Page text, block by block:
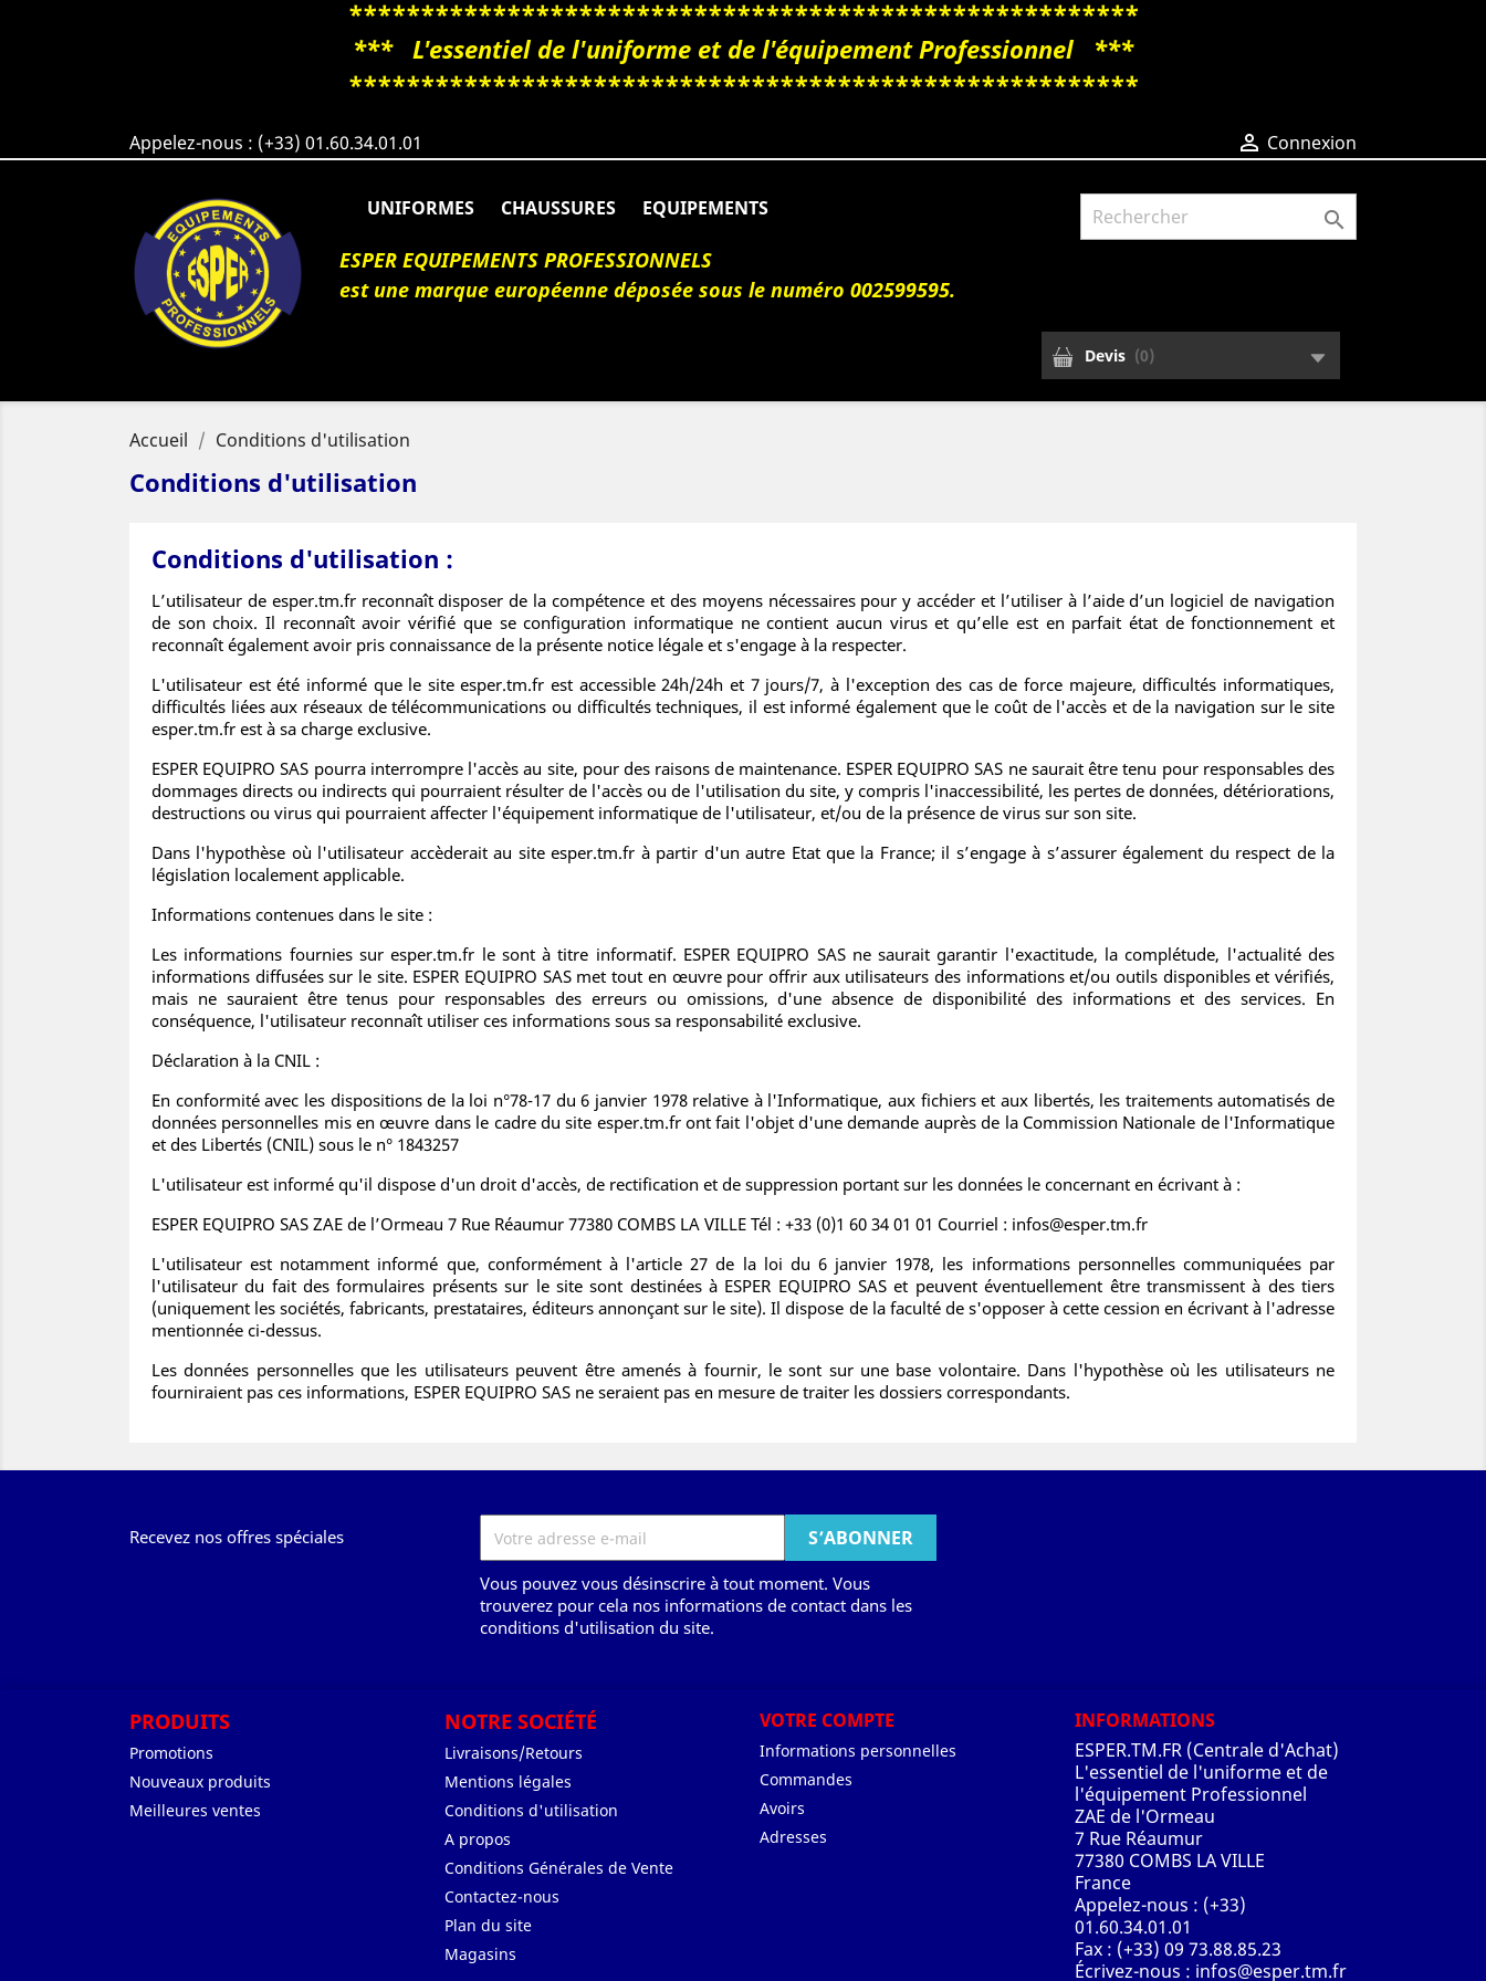
*******************************************************
*** L'essentiel de l'uniforme et de l'équipement Professionnel ***
*******************************************************
Appelez-nous : (+33) 01.60.34.01.01  Connexion
UNIFORMES CHAUSSURES EQUIPEMENTS

ESPER EQUIPEMENTS PROFESSIONNELS
est une marque européenne déposée sous le numéro 002599595.
Devis (0)
Accueil Conditions d'utilisation
Conditions d'utilisation
Conditions d'utilisation :
L’utilisateur de esper.tm.fr reconnaît disposer de la compétence et des moyens nécessaires pour y accéder et l’utiliser à l’aide d’un logiciel de navigation
de son choix. Il reconnaît avoir vérifié que se configuration informatique ne contient aucun virus et qu’elle est en parfait état de fonctionnement et
reconnaît également avoir pris connaissance de la présente notice légale et s'engage à la respecter.
L'utilisateur est été informé que le site esper.tm.fr est accessible 24h/24h et 7 jours/7, à l'exception des cas de force majeure, difficultés informatiques,
difficultés liées aux réseaux de télécommunications ou difficultés techniques, il est informé également que le coût de l'accès et de la navigation sur le site
esper.tm.fr est à sa charge exclusive.
ESPER EQUIPRO SAS pourra interrompre l'accès au site, pour des raisons de maintenance. ESPER EQUIPRO SAS ne saurait être tenu pour responsables des
dommages directs ou indirects qui pourraient résulter de l'accès ou de l'utilisation du site, y compris l'inaccessibilité, les pertes de données, détériorations,
destructions ou virus qui pourraient affecter l'équipement informatique de l'utilisateur, et/ou de la présence de virus sur son site.
Dans l'hypothèse où l'utilisateur accèderait au site esper.tm.fr à partir d'un autre Etat que la France; il s’engage à s’assurer également du respect de la
législation localement applicable.
Informations contenues dans le site :
Les informations fournies sur esper.tm.fr le sont à titre informatif. ESPER EQUIPRO SAS ne saurait garantir l'exactitude, la complétude, l'actualité des
informations diffusées sur le site. ESPER EQUIPRO SAS met tout en œuvre pour offrir aux utilisateurs des informations et/ou outils disponibles et vérifiés,
mais ne sauraient être tenus pour responsables des erreurs ou omissions, d'une absence de disponibilité des informations et des services. En
conséquence, l'utilisateur reconnaît utiliser ces informations sous sa responsabilité exclusive.
Déclaration à la CNIL :
En conformité avec les dispositions de la loi n°78-17 du 6 janvier 1978 relative à l'Informatique, aux fichiers et aux libertés, les traitements automatisés de
données personnelles mis en œuvre dans le cadre du site esper.tm.fr ont fait l'objet d'une demande auprès de la Commission Nationale de l'Informatique
et des Libertés (CNIL) sous le n° 1843257
L'utilisateur est informé qu'il dispose d'un droit d'accès, de rectification et de suppression portant sur les données le concernant en écrivant à :
ESPER EQUIPRO SAS ZAE de l’Ormeau 7 Rue Réaumur 77380 COMBS LA VILLE Tél : +33 (0)1 60 34 01 01 Courriel : infos@esper.tm.fr
L'utilisateur est notamment informé que, conformément à l'article 27 de la loi du 6 janvier 1978, les informations personnelles communiquées par
l'utilisateur du fait des formulaires présents sur le site sont destinées à ESPER EQUIPRO SAS et peuvent éventuellement être transmissent à des tiers
(uniquement les sociétés, fabricants, prestataires, éditeurs annonçant sur le site). Il dispose de la faculté de s'opposer à cette cession en écrivant à l'adresse
mentionnée ci-dessus.
Les données personnelles que les utilisateurs peuvent être amenés à fournir, le sont sur une base volontaire. Dans l'hypothèse où les utilisateurs ne
fourniraient pas ces informations, ESPER EQUIPRO SAS ne seraient pas en mesure de traiter les dossiers correspondants.
Recevez nos offres spéciales
Vous pouvez vous désinscrire à tout moment. Vous
trouverez pour cela nos informations de contact dans les
conditions d'utilisation du site.
PRODUITS
Promotions
Nouveaux produits
Meilleures ventes
NOTRE SOCIÉTÉ
Livraisons/Retours
Mentions légales
Conditions d'utilisation
A propos
Conditions Générales de Vente
Contactez-nous
Plan du site
Magasins
VOTRE COMPTE
Informations personnelles
Commandes
Avoirs
Adresses
INFORMATIONS
ESPER.TM.FR (Centrale d'Achat)
L'essentiel de l'uniforme et de
l'équipement Professionnel
ZAE de l'Ormeau
7 Rue Réaumur
77380 COMBS LA VILLE
France
Appelez-nous : (+33)
01.60.34.01.01
Fax : (+33) 09 73.88.85.23
Écrivez-nous : infos@esper.tm.fr